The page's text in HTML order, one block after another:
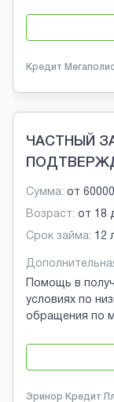
Кредит
ЧАСТНЫЙ
Сумма: от 60000
Возраст: от 18
Срок займа: 12
Помощь в
условиях по
обращения по
Эринор Кредит